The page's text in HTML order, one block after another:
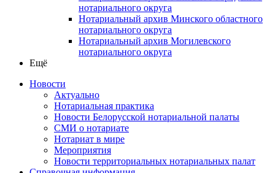
нотариального округа
Нотариальный архив Минского областного
нотариального округа
Нотариальный архив Могилевского
нотариального округа
Ещё
Новости
Актуально
Нотариальная практика
Новости Белорусской нотариальной палаты
СМИ о нотариате
Нотариат в мире
Мероприятия
Новости территориальных нотариальных палат